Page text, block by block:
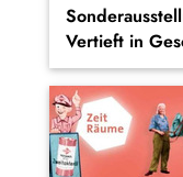
Vertieft in